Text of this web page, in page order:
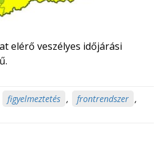
elérő veszélyes időjárási
figyelmeztetés , frontrendszer ,